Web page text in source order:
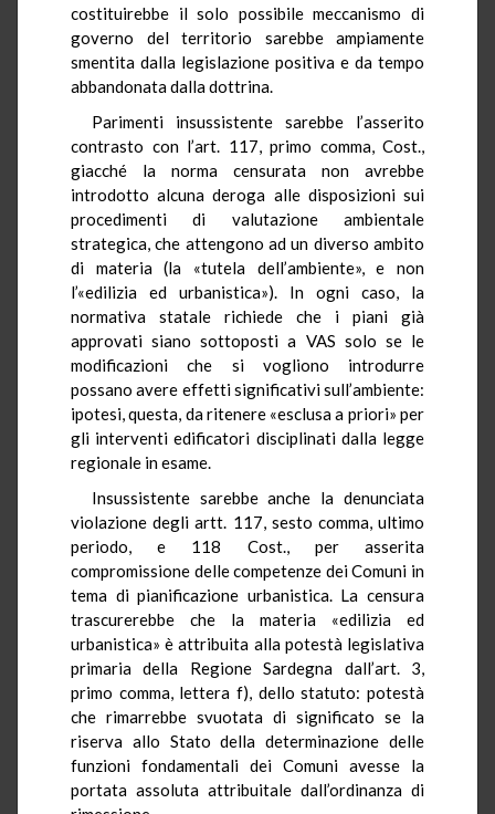
costituirebbe il solo possibile meccanismo di
governo del territorio sarebbe ampiamente
smentita dalla legislazione positiva e da tempo
abbandonata dalla dottrina.
Parimenti insussistente sarebbe l’asserito
contrasto con l’art. 117, primo comma, Cost.,
giacché la norma censurata non avrebbe
introdotto alcuna deroga alle disposizioni sui
procedimenti di valutazione ambientale
strategica, che attengono ad un diverso ambito
di materia (la «tutela dell’ambiente», e non
l’«edilizia ed urbanistica»). In ogni caso, la
normativa statale richiede che i piani già
approvati siano sottoposti a VAS solo se le
modificazioni che si vogliono introdurre
possano avere effetti significativi sull’ambiente:
ipotesi, questa, da ritenere «esclusa a priori» per
gli interventi edificatori disciplinati dalla legge
regionale in esame.
Insussistente sarebbe anche la denunciata
violazione degli artt. 117, sesto comma, ultimo
periodo, e 118 Cost., per asserita
compromissione delle competenze dei Comuni in
tema di pianificazione urbanistica. La censura
trascurerebbe che la materia «edilizia ed
urbanistica» è attribuita alla potestà legislativa
primaria della Regione Sardegna dall’art. 3,
primo comma, lettera f), dello statuto: potestà
che rimarrebbe svuotata di significato se la
riserva allo Stato della determinazione delle
funzioni fondamentali dei Comuni avesse la
portata assoluta attribuitale dall’ordinanza di